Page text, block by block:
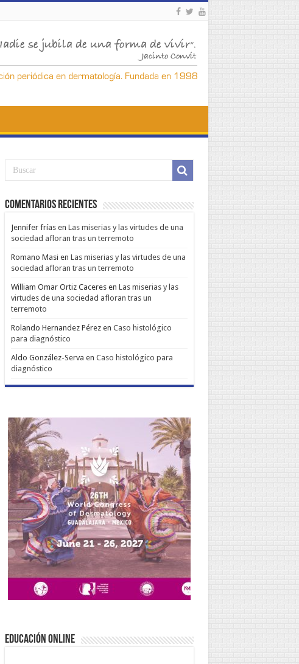
Comentarios Recientes
Jennifer fríasen Las miserias y las virtudes de una
sociedad afloran tras un terremoto
Romano Masi en Las miserias y las virtudes de una
sociedad afloran tras un terremoto
William Omar Ortiz Caceresen Las miserias y las
virtudes de una sociedad afloran tras un
terremoto
Rolando Hernandez Pérezen Caso histológico
para diagnóstico
Aldo González-Serva en Caso histológico para
diagnóstico
EDUCACIÓN ONLINE